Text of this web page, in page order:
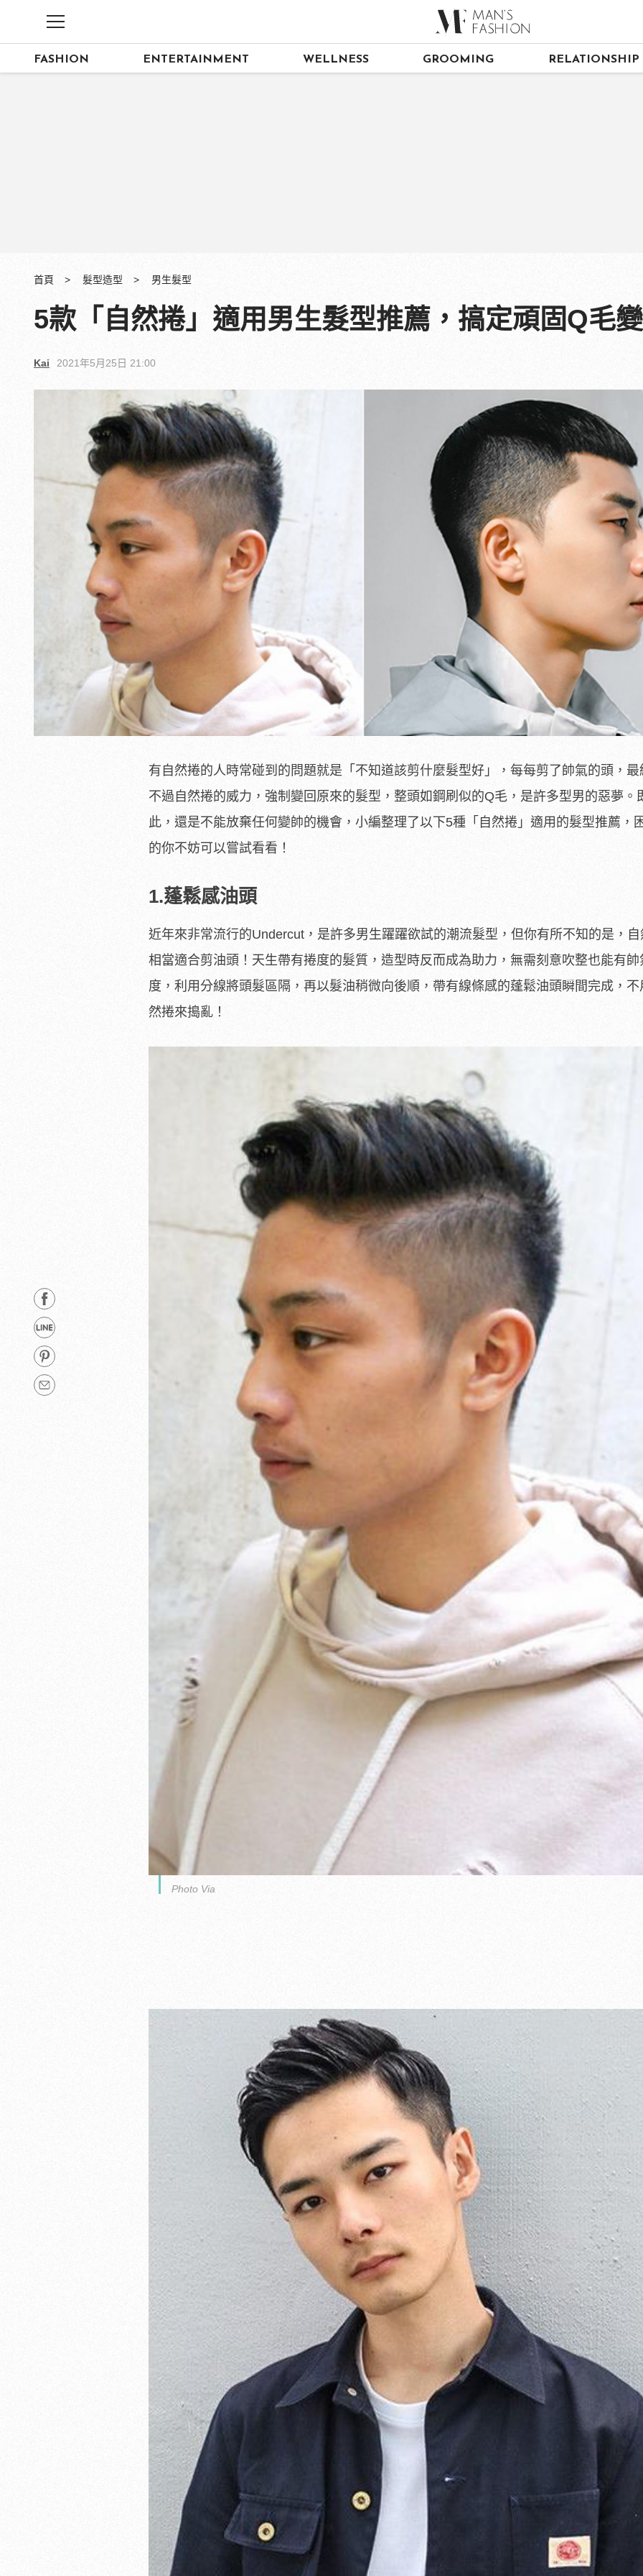
FASHION ENTERTAINMENT WELLNESS GROOMING RELATIONSHIP
首頁 髮型造型 男生髮型
5款「自然捲」適用男生髮型推薦，搞定頑固Q毛
Kai 2021年5月25日 21:00
有自然捲的人時常碰到的問題就是「不知道該剪什麼髮型好」，每每剪了帥氣的頭，最
不過自然捲的威力，強制變回原來的髮型，整頭如鋼刷似的Q毛，是許多型男的惡夢。
此，還是不能放棄任何變帥的機會，小編整理了以下5種「自然捲」適用的髮型推薦，
的你不妨可以嘗試看看！
1.蓬鬆感油頭
近年來非常流行的Undercut，是許多男生躍躍欲試的潮流髮型，但你有所不知的是，
相當適合剪油頭！天生帶有捲度的髮質，造型時反而成為助力，無需刻意吹整也能有帥
度，利用分線將頭髮區隔，再以髮油稍微向後順，帶有線條感的蓬鬆油頭瞬間完成，不
然捲來搗亂！
Photo Via